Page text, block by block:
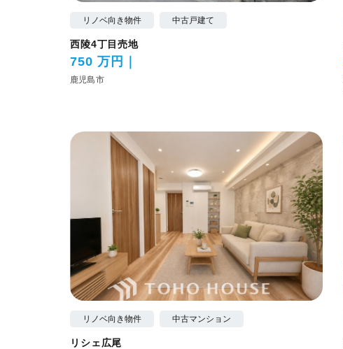
リノベ向き物件 中古戸建て
西陵4丁目売地
750 万円
鹿児島市
リノベ向き物件 中古マンション
リシェ広尾